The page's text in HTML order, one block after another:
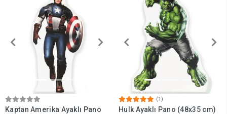
Kaptan Amerika Ayaklı Pano
(1)
Hulk Ayaklı Pano (48x35 cm)